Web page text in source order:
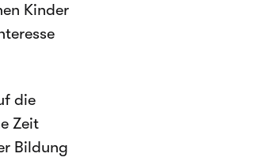
Kinder
die
Zeit
Bildung